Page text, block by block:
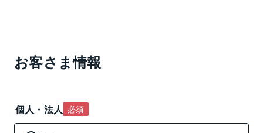
入
力
お客さま情報
個人・法人 必須